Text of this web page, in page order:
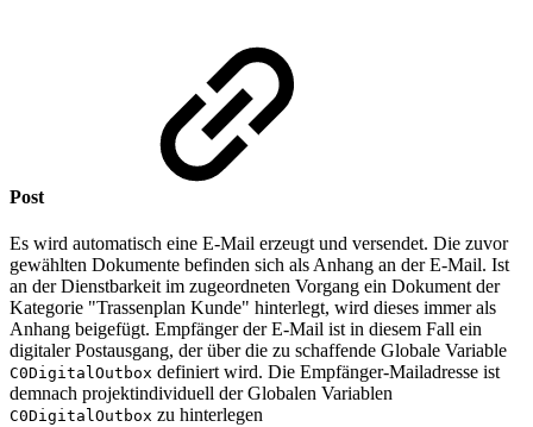
Post
Es wird automatisch eine E-Mail erzeugt und versendet. Die zuvor
gewählten Dokumente befinden sich als Anhang an der E-Mail. Ist
an der Dienstbarkeit im zugeordneten Vorgang ein Dokument der
Kategorie "Trassenplan Kunde" hinterlegt, wird dieses immer als
Anhang beigefügt. Empfänger der E-Mail ist in diesem Fall ein
digitaler Postausgang, der über die zu schaffende Globale Variable
C0DigitalOutbox definiert wird. Die Empfänger-Mailadresse ist
demnach projektindividuell der Globalen Variablen
C0DigitalOutbox zu hinterlegen